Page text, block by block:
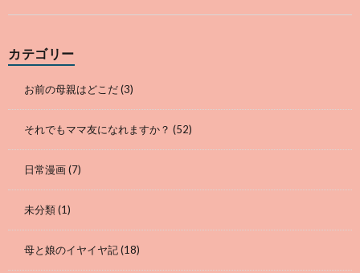
カテゴリー
お前の母親はどこだ(3)
それでもママ友になれますか？ (52)
日常漫画(7)
未分類(1)
母と娘のイヤイヤ記(18)